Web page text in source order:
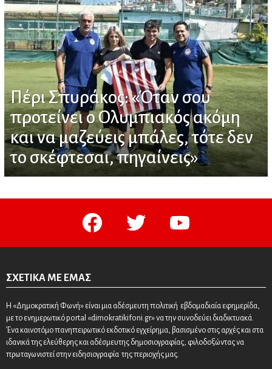
Πέρι Σπυράκος: «Όταν σου
προτείνει ο Ολυμπιακός ακόμη
και να μαζεύεις μπάλες, τότε δεν
το σκέφτεσαι, πηγαίνεις»
facebook twitter
ΣΧΕΤΙΚΆ ΜΕ ΕΜΆΣ
Η «Δημοκρατική Φωνή» είναι μια αδέσμευτη πολιτική εβδομαδιαία εφημερίδα,
με το ενημερωτικό portal «dimokratikifoni.gr» να την συνοδεύει διαδικτυακά.
Ένα καινοτόμο πανηπειρωτικό εκδοτικό εγχείρημα, βασισμένο στις αρχές και στα
ιδανικά της ελεύθερης και αδέσμευτης δημοσιογραφίας, φιλοδοξώντας να
πρωταγωνιστεί στην ειδησιογραφία της περιοχής μας.